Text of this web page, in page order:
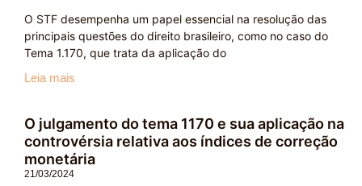
O STF desempenha um papel essencial na resolução das
principais questões do direito brasileiro, como no caso do
Tema 1.170, que trata da aplicação do
Leia mais
O julgamento do tema 1170 e sua aplicação na
controvérsia relativa aos índices de correção
monetária
21/03/2024